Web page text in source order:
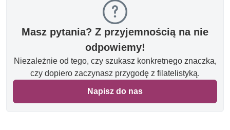
Masz pytania? Z przyjemnością na nie
odpowiemy!
Niezależnie od tego, czy szukasz konkretnego znaczka,
czy dopiero zaczynasz przygodę z filatelistyką.
Napisz do nas